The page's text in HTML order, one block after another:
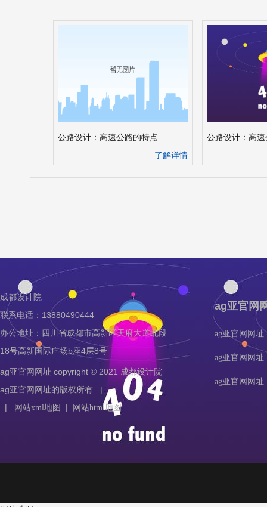
公路设计：高速公路的特点
了解详情
公路设计：高
成都设计院
联系电话：13880490444
办公地址：四川省成都市高新区天府大道北段
18号高新国际广场b座4层8号
ag亚官网网址 copyright © 2021 成都设计院
ag亚官网网址的版权所有 |
|
网站xml地图 | 网站html地图
ag亚官网
ag亚官网网址
ag亚官网网址
ag亚官网网址